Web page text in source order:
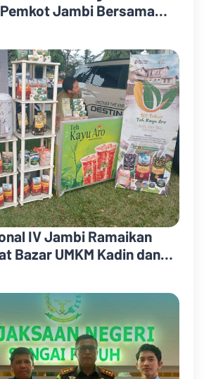
Jambi Bersama
IV Salurkan Paket
IV Jambi Ramaikan
Bazar UMKM Kadin dan
Putih